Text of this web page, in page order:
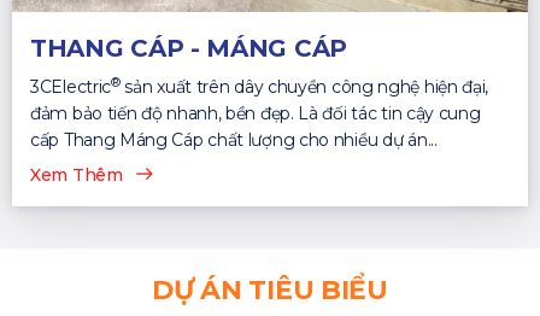
THANG CÁP - MÁNG CÁP
3CElectric®sản xuất trên dây chuyền công nghệ hiện đại,
đảm bảo tiến độ nhanh, bền đẹp. Là đối tác tin cậy cung
cấp Thang Máng Cáp chất lượng cho nhiều dự án...
Xem Thêm
DỰ ÁN TIÊU BIỂU